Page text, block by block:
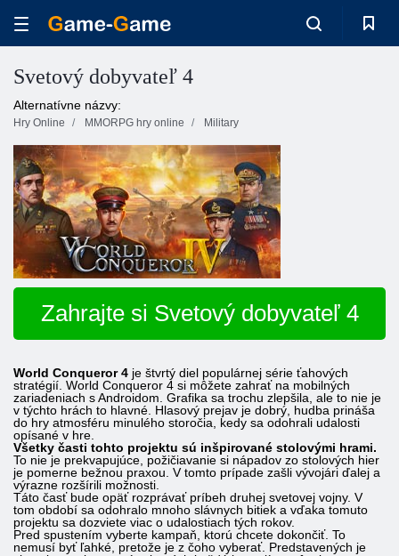
Svetový dobyvateľ 4
Alternatívne názvy:
Hry Online MMORPG hry online Military
Zahrajte si Svetový dobyvateľ 4
World Conqueror 4 je štvrtý diel populárnej série ťahových
stratégií. World Conqueror 4 si môžete zahrať na mobilných
zariadeniach s Androidom. Grafika sa trochu zlepšila, ale to nie je
v týchto hrách to hlavné. Hlasový prejav je dobrý, hudba prináša
do hry atmosféru minulého storočia, kedy sa odohrali udalosti
opísané v hre.
Všetky časti tohto projektu sú inšpirované stolovými hrami.
To nie je prekvapujúce, požičiavanie si nápadov zo stolových hier
je pomerne bežnou praxou. V tomto prípade zašli vývojári ďalej a
výrazne rozšírili možnosti.
Táto časť bude opäť rozprávať príbeh druhej svetovej vojny. V
tom období sa odohralo mnoho slávnych bitiek a vďaka tomuto
projektu sa dozviete viac o udalostiach tých rokov.
Pred spustením vyberte kampaň, ktorú chcete dokončiť. To
nemusí byť ľahké, pretože je z čoho vyberať. Predstavených je